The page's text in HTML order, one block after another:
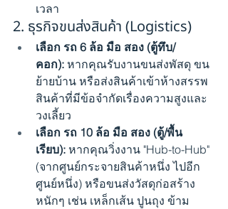
เวลา
2. ธุรกิจขนส่งสินค้า (Logistics)
เลือก รถ 6 ล้อ มือ สอง (ตู้ทึบ/
คอก): หากคุณรับงานขนส่งพัสดุ ขน
ย้ายบ้าน หรือส่งสินค้าเข้าห้างสรรพ
สินค้าที่มีข้อจำกัดเรื่องความสูงและ
วงเลี้ยว
เลือก รถ 10 ล้อ มือ สอง (ตู้/พื้น
เรียบ): หากคุณวิ่งงาน "Hub-to-Hub"
(จากศูนย์กระจายสินค้าหนึ่ง ไปอีก
ศูนย์หนึ่ง) หรือขนส่งวัสดุก่อสร้าง
หนักๆ เช่น เหล็กเส้น ปูนถุง ข้าม